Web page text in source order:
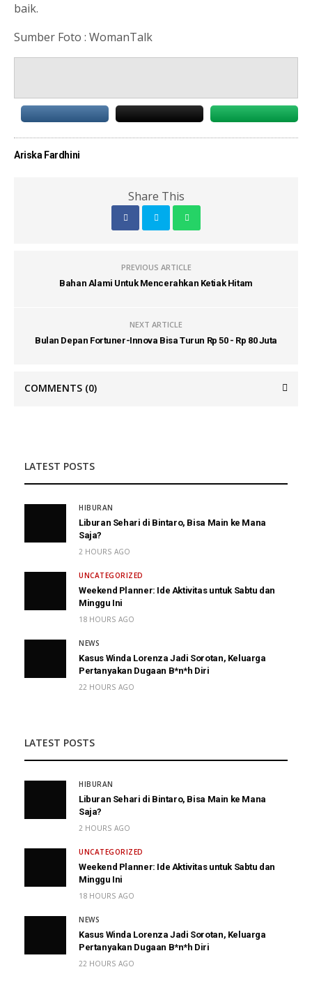
baik.
Sumber Foto : WomanTalk
Ariska Fardhini
Share This
PREVIOUS ARTICLE
Bahan Alami Untuk Mencerahkan Ketiak Hitam
NEXT ARTICLE
Bulan Depan Fortuner-Innova Bisa Turun Rp 50 - Rp 80 Juta
COMMENTS (0)
LATEST POSTS
HIBURAN
Liburan Sehari di Bintaro, Bisa Main ke Mana
Saja?
2 HOURS AGO
UNCATEGORIZED
Weekend Planner: Ide Aktivitas untuk Sabtu dan
Minggu Ini
18 HOURS AGO
NEWS
Kasus Winda Lorenza Jadi Sorotan, Keluarga
Pertanyakan Dugaan B*n*h Diri
22 HOURS AGO
LATEST POSTS
HIBURAN
Liburan Sehari di Bintaro, Bisa Main ke Mana
Saja?
2 HOURS AGO
UNCATEGORIZED
Weekend Planner: Ide Aktivitas untuk Sabtu dan
Minggu Ini
18 HOURS AGO
NEWS
Kasus Winda Lorenza Jadi Sorotan, Keluarga
Pertanyakan Dugaan B*n*h Diri
22 HOURS AGO